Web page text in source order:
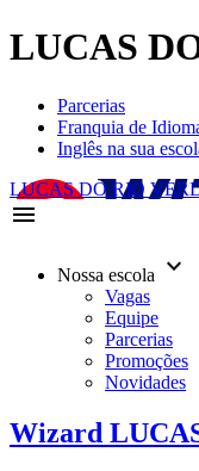
LUCAS
Parcerias
Franquia de
Inglês na sua
LUCAS DO RIO
menu
Nossa escola keyboard_arrow_down
Vagas
Equipe
Parcerias
Promoções
Novidades
Wizard